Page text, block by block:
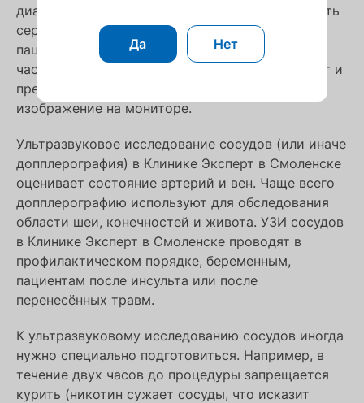
диагност направляет датчик аппарата на область
сердца. Устройство пропускает через тело
пациента ультразвук, органы поглощают его
часть, а часть отражают. Компьютер принимает и
преобразует отражённые звуковые волны в
изображение на мониторе.
Ультразвуковое исследование сосудов (или иначе
допплерография) в Клинике Эксперт в Смоленске
оценивает состояние артерий и вен. Чаще всего
допплерографию используют для обследования
области шеи, конечностей и живота. УЗИ сосудов
в Клинике Эксперт в Смоленске проводят в
профилактическом порядке, беременным,
пациентам после инсульта или после
перенесённых травм.
К ультразвуковому исследованию сосудов иногда
нужно специально подготовиться. Например, в
течение двух часов до процедуры запрещается
курить (никотин сужает сосуды, что исказит
Да Нет